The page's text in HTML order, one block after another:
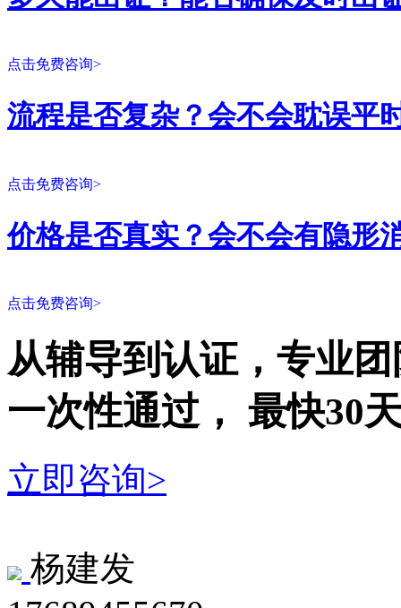
点击免费咨询>
流程是否复杂？会不会耽误平
点击免费咨询>
价格是否真实？会不会有隐形
点击免费咨询>
从辅导到认证，专业
一次性通过， 最快30
立即咨询>
杨建发